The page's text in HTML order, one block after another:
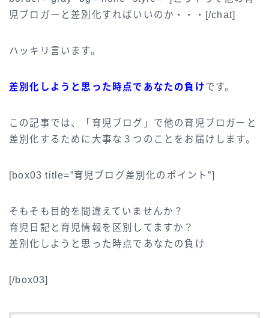
児ブロガーと差別化すればいいのか・・・[/chat]
ハッキリ言います。
差別化しようと思った時点であなたの負けです。
この記事では、「育児ブログ」で他の育児ブロガーと
差別化するために大事な３つのことをお届けします。
[box03 title=”育児ブログ差別化のポイント”]
そもそも目的を間違えていませんか？
育児日記と育児情報を区別してますか？
差別化しようと思った時点であなたの負け
[/box03]